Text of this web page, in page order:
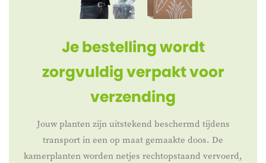
Je bestelling wordt
zorgvuldig verpakt voor
verzending
Jouw planten zijn uitstekend beschermd tijdens
transport in een op maat gemaakte doos. De
kamerplanten worden netjes rechtopstaand vervoerd,